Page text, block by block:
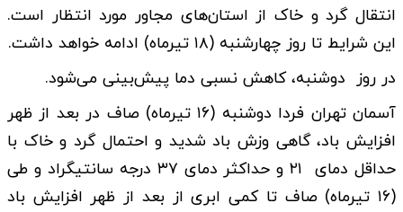
انتقال گرد و خاک از استان‌های مجاور مورد انتظار است.
این شرایط تا روز چهارشنبه (۱۸ تیرماه) ادامه خواهد داشت.
در روز دوشنبه، کاهش نسبی دما پیش‌بینی می‌شود.
آسمان تهران فردا دوشنبه (۱۶ تیرماه) صاف در بعد از ظهر
افزایش باد، گاهی وزش باد شدید و احتمال گرد و خاک با
حداقل دمای ۲۱ و حداکثر دمای ۳۷ درجه سانتیگراد و طی‌
(۱۶ تیرماه) صاف تا کمی ابری از بعد از ظهر افزایش باد